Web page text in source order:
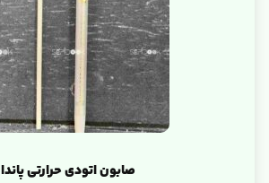
صابون اتودی حرارتی پاندا